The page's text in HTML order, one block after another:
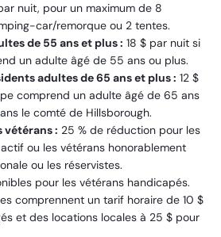
nuit, pour un maximum de 8
car/remorque ou 2 tentes.
de 55 ans et plus : 18 $ par nuit si
un adulte âgé de 55 ans ou plus.
adultes de 65 ans et plus : 12 $
comprend un adulte âgé de 65 ans
le comté de Hillsborough.
vétérans : 25 % de réduction pour les
ou les vétérans honorablement
ou les réservistes.
pour les vétérans handicapés.
comprennent un tarif horaire de 10 $
et des locations locales à 25 $ pour